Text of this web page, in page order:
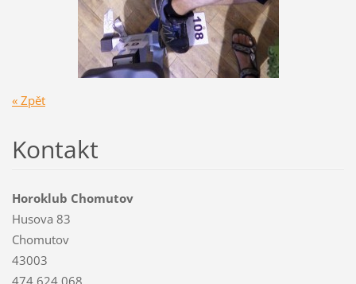
« Zpět
Kontakt
Horoklub Chomutov
Husova 83
Chomutov
43003
474 624 068